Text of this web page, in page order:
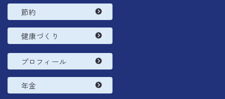
節約
健康づくり
プロフィール
年金